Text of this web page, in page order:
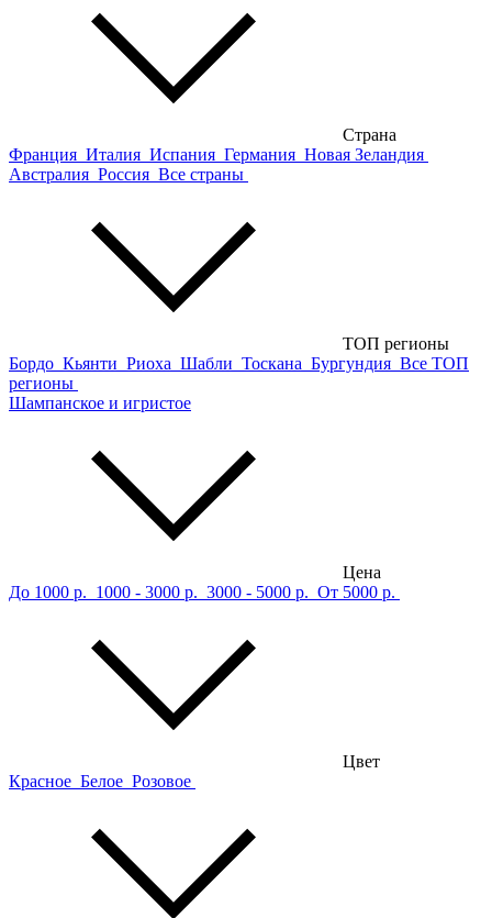
Страна
Франция Италия Испания Германия Новая Зеландия
Австралия Россия Все страны
ТОП регионы
Бордо Кьянти Риоха Шабли Тоскана Бургундия Все ТОП
регионы
Шампанское и игристое
Цена
До 1000 р. 1000 - 3000 р. 3000 - 5000 р. От 5000 р.
Цвет
Красное Белое Розовое